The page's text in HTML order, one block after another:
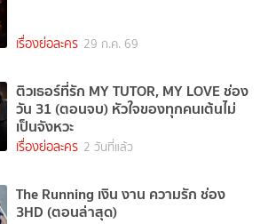
เรื่องย่อละคร 29 ก.ค. 69
ติวเธอร์ที่รัก MY TUTOR, MY LOVE ช่อง
วัน 31 (ตอนจบ) หัวใจของทุกคนเต้นไม่
เป็นจังหวะ
เรื่องย่อละคร 2 วันที่แล้ว
The Running เงิน งาน ความรัก ช่อง
3HD (ตอนล่าสุด)